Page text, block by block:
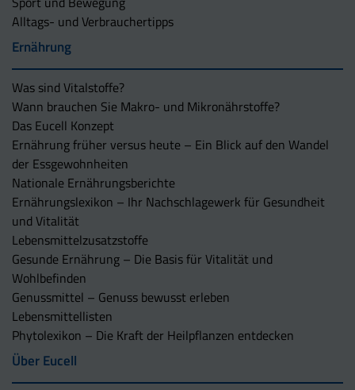
Alltags- und Verbrauchertipps
Ernährung
Was sind Vitalstoffe?
Wann brauchen Sie Makro- und Mikronährstoffe?
Das Eucell Konzept
Ernährung früher versus heute – Ein Blick auf den Wandel
der Essgewohnheiten
Nationale Ernährungsberichte
Ernährungslexikon – Ihr Nachschlagewerk für Gesundheit
und Vitalität
Lebensmittelzusatzstoffe
Gesunde Ernährung – Die Basis für Vitalität und
Wohlbefinden
Genussmittel – Genuss bewusst erleben
Lebensmittellisten
Phytolexikon – Die Kraft der Heilpflanzen entdecken
Über Eucell